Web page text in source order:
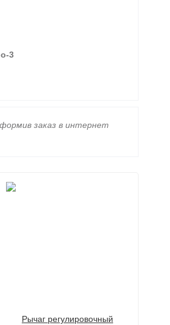
3
заказ в интернет
Рычаг регулировочный